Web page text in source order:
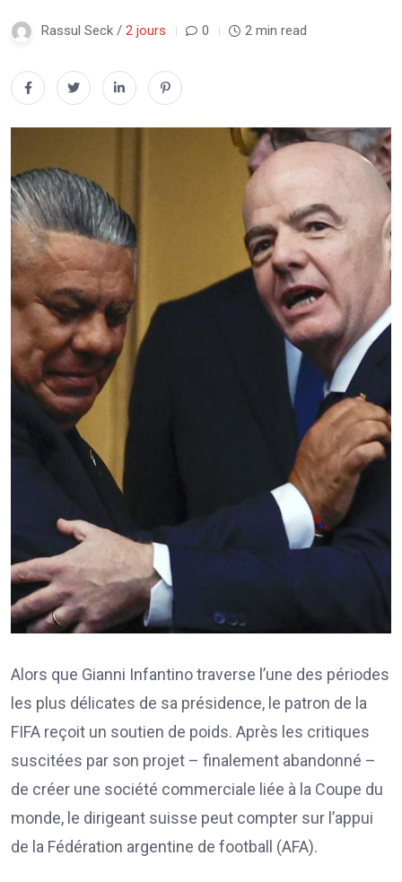
Rassul Seck / 2 jours 0 2 min read
Alors que Gianni Infantino traverse l’une des périodes
les plus délicates de sa présidence, le patron de la
FIFA reçoit un soutien de poids. Après les critiques
suscitées par son projet – finalement abandonné –
de créer une société commerciale liée à la Coupe du
monde, le dirigeant suisse peut compter sur l’appui
de la Fédération argentine de football (AFA).